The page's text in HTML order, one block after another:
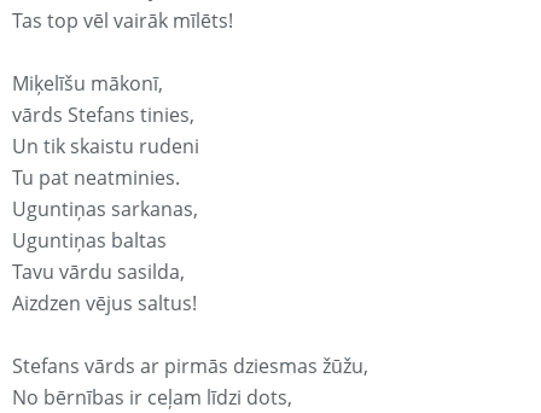
Tas top vēl vairāk mīlēts!
Miķelīšu mākonī,
vārds Stefans tinies,
Un tik skaistu rudeni
Tu pat neatminies.
Uguntiņas sarkanas,
Uguntiņas baltas
Tavu vārdu sasilda,
Aizdzen vējus saltus!
Stefans vārds ar pirmās dziesmas žūžu,
No bērnības ir ceļam līdzi dots,